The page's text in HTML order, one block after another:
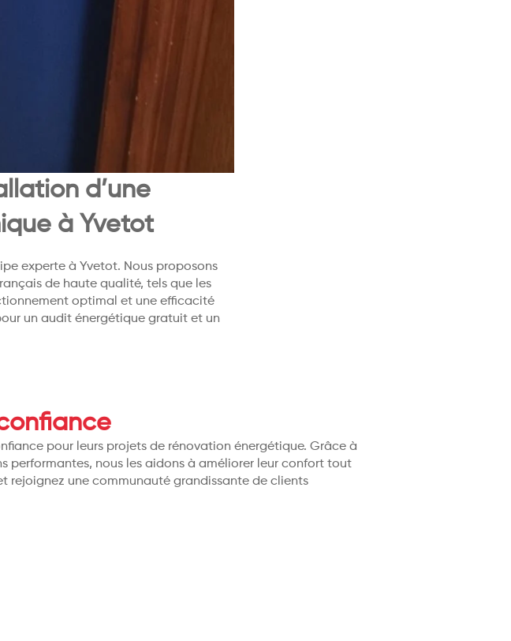
d’une
à Yvetot
experte à Yvetot. Nous proposons
de haute qualité, tels que les
optimal et une efficacité
un audit énergétique gratuit et un
pour leurs projets de rénovation énergétique. Grâce à
performantes, nous les aidons à améliorer leur confort tout
rejoignez une communauté grandissante de clients